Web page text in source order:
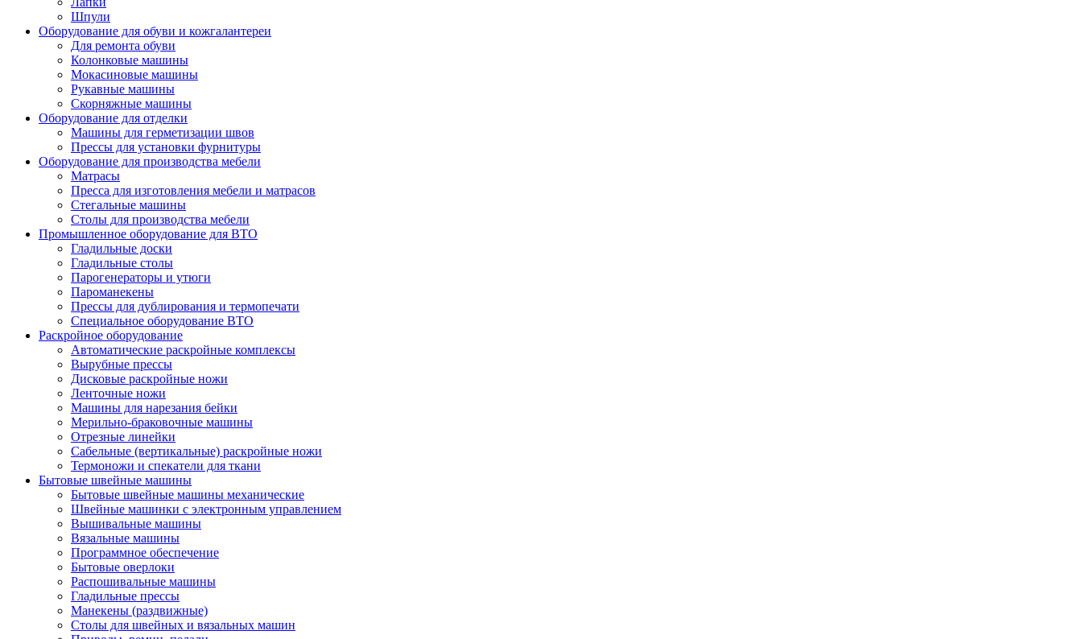
Шпули
Оборудование для обуви и кожгалантереи
Для ремонта обуви
Колонковые машины
Мокасиновые машины
Рукавные машины
Скорняжные машины
Оборудование для отделки
Машины для герметизации швов
Прессы для установки фурнитуры
Оборудование для производства мебели
Матрасы
Пресса для изготовления мебели и матрасов
Стегальные машины
Столы для производства мебели
Промышленное оборудование для ВТО
Гладильные доски
Гладильные столы
Парогенераторы и утюги
Пароманекены
Прессы для дублирования и термопечати
Специальное оборудование ВТО
Раскройное оборудование
Автоматические раскройные комплексы
Вырубные прессы
Дисковые раскройные ножи
Ленточные ножи
Машины для нарезания бейки
Мерильно-браковочные машины
Отрезные линейки
Сабельные (вертикальные) раскройные ножи
Термоножи и спекатели для ткани
Бытовые швейные машины
Бытовые швейные машины механические
Швейные машинки с электронным управлением
Вышивальные машины
Вязальные машины
Программное обеспечение
Бытовые оверлоки
Распошивальные машины
Гладильные прессы
Манекены (раздвижные)
Столы для швейных и вязальных машин